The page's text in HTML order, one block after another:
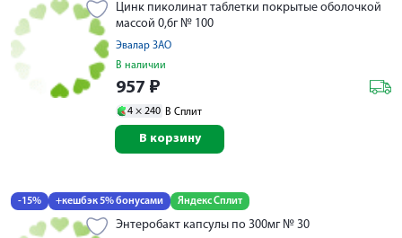
Цинк пиколинат таблетки покрытые оболочкой
массой 0,6г № 100
Эвалар ЗАО
В наличии
957 ₽
4 × 240 В Сплит
В корзину
-15% +кешбэк 5% бонусами Яндекс Сплит
Энтеробакт капсулы по 300мг № 30